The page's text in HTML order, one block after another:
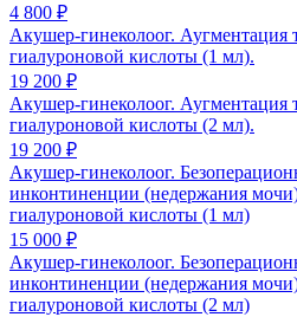
4 800 ₽
Акушер-гинеколоог. Аугментация
гиалуроновой кислоты (1 мл).
19 200 ₽
Акушер-гинеколоог. Аугментация
гиалуроновой кислоты (2 мл).
19 200 ₽
Акушер-гинеколоог.
инконтиненции (недержания
гиалуроновой кислоты (1 мл)
15 000 ₽
Акушер-гинеколоог.
инконтиненции (недержания
гиалуроновой кислоты (2 мл)